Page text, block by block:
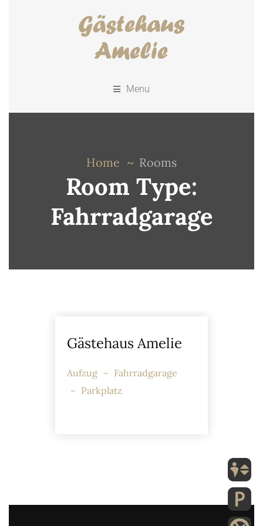
Menu
Room Type:
Fahrradgarage
Home Rooms
Gästehaus Amelie
Aufzug
Fahrradgarage
Parkplatz